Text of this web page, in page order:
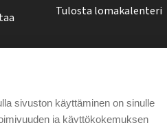
Tulosta lomakalenteri
sivuston käyttäminen on sinulle
ja käyttökokemuksen